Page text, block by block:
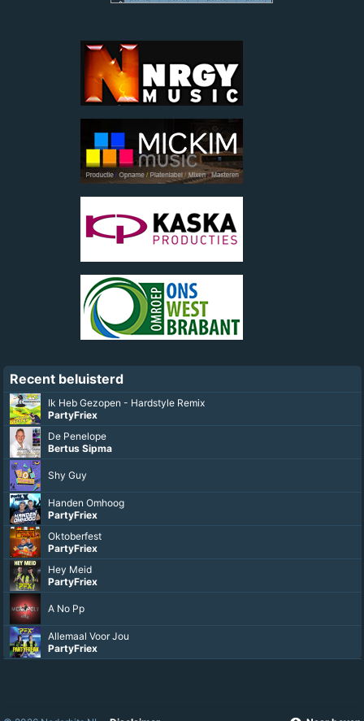
Recent beluisterd
Ik Heb Gezopen - Hardstyle Remix
PartyFriex
De Penelope
Bertus Sipma
Shy Guy
Handen Omhoog
PartyFriex
Oktoberfest
PartyFriex
Hey Meid
PartyFriex
A No Pp
Allemaal Voor Jou
PartyFriex